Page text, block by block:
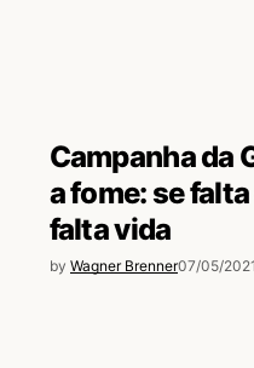
Campanha da
a fome: se
falta vida
by Wagner Brenner07/05/2021